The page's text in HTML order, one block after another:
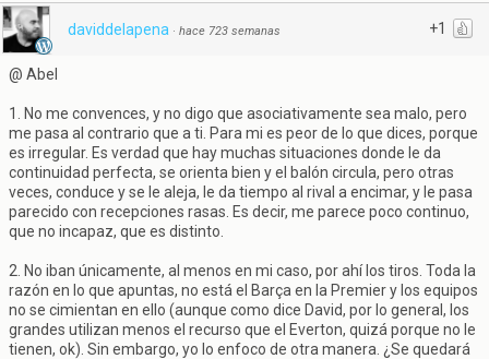
+1
daviddelapena · hace 723 semanas
@ Abel
1. No me convences, y no digo que asociativamente sea malo, pero
me pasa al contrario que a ti. Para mi es peor de lo que dices, porque
es irregular. Es verdad que hay muchas situaciones donde le da
continuidad perfecta, se orienta bien y el balón circula, pero otras
veces, conduce y se le aleja, le da tiempo al rival a encimar, y le pasa
parecido con recepciones rasas. Es decir, me parece poco continuo,
que no incapaz, que es distinto.
2. No iban únicamente, al menos en mi caso, por ahí los tiros. Toda la
razón en lo que apuntas, no está el Barça en la Premier y los equipos
no se cimientan en ello (aunque como dice David, por lo general, los
grandes utilizan menos el recurso que el Everton, quizá porque no le
tienen, ok). Sin embargo, yo lo enfoco de otra manera. ¿Se quedará